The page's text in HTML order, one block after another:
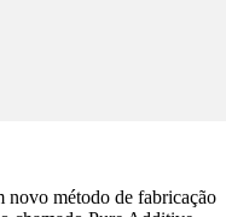
novo método de fabricação